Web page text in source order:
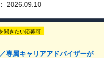
2026.09.10
聞きたい応募可
専属キャリアアドバイザーが